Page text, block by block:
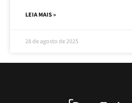
LEIA MAIS »
28 de agosto de 2025